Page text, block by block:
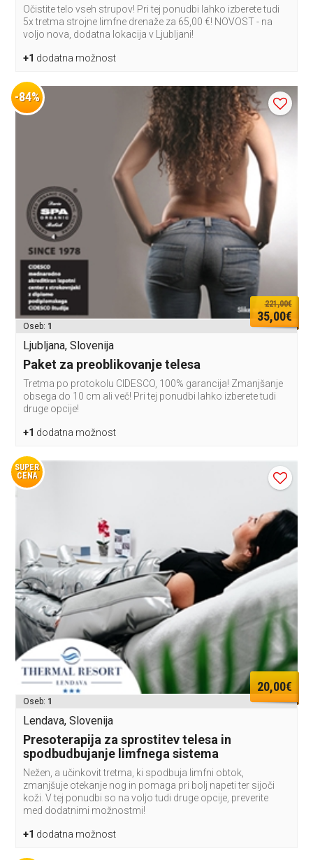
Očistite telo vseh strupov! Pri tej ponudbi lahko izberete tudi
5x tretma strojne limfne drenaže za 65,00 €! NOVOST - na
voljo nova, dodatna lokacija v Ljubljani!
+1 dodatna možnost
-84%
221,00€
35,00€
Oseb: 1
Ljubljana, Slovenija
Paket za preoblikovanje telesa
Tretma po protokolu CIDESCO, 100% garancija! Zmanjšanje
obsega do 10 cm ali več! Pri tej ponudbi lahko izberete tudi
druge opcije!
+1 dodatna možnost
SUPER
CENA
20,00€
Oseb: 1
Lendava, Slovenija
Presoterapija za sprostitev telesa in
spodbudbujanje limfnega sistema
Nežen, a učinkovit tretma, ki spodbuja limfni obtok,
zmanjšuje otekanje nog in pomaga pri bolj napeti ter sijoči
koži. V tej ponudbi so na voljo tudi druge opcije, preverite
med dodatnimi možnostmi!
+1 dodatna možnost